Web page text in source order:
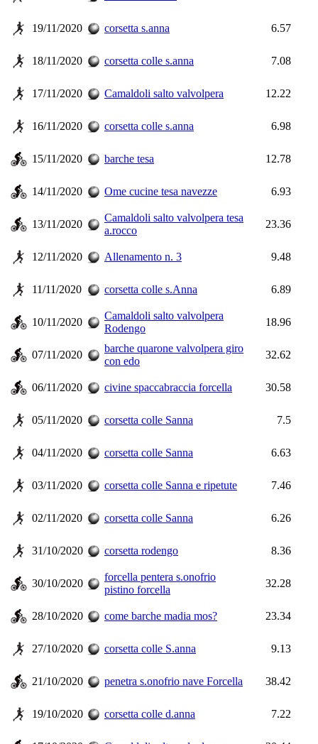
19/11/2020 corsetta s.anna 6.57
18/11/2020 corsetta colle s.anna 7.08
17/11/2020 Camaldoli salto valvolpera 12.22
16/11/2020 corsetta colle s.anna 6.98
15/11/2020 barche tesa 12.78
14/11/2020 Ome cucine tesa navezze 6.93
13/11/2020
Camaldoli salto valvolpera tesa
a.rocco
23.36
12/11/2020 Allenamento n. 3 9.48
11/11/2020 corsetta colle s.Anna 6.89
10/11/2020
Camaldoli salto valvolpera
Rodengo
18.96
07/11/2020
barche quarone valvolpera giro
con edo
32.62
06/11/2020 civine spaccabraccia forcella 30.58
05/11/2020 corsetta colle Sanna 7.5
04/11/2020 corsetta colle Sanna 6.63
03/11/2020 corsetta colle Sanna e ripetute 7.46
02/11/2020 corsetta colle Sanna 6.26
31/10/2020 corsetta rodengo 8.36
30/10/2020
forcella pentera s.onofrio
pistino forcella
32.28
28/10/2020 come barche madia mos? 23.34
27/10/2020 corsetta colle S.anna 9.13
21/10/2020 penetra s.onofrio nave Forcella 38.42
19/10/2020 corsetta colle d.anna 7.22